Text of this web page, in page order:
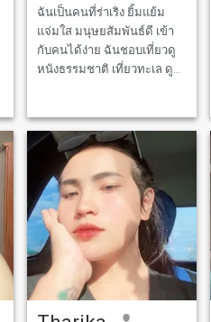
ฉันเป็นคนที่ร่าเริง ยิ้มแย้ม
แจ่มใส มนุษยสัมพันธ์ดี เข้า
กับคนได้ง่าย ฉันชอบเที่ยวดู
หนังธรรมชาติ เที่ยวทะเล ดู
ครอบครัวด้วยกัน ต้องการ
ความสัมพันธ์ที่จริงจัง